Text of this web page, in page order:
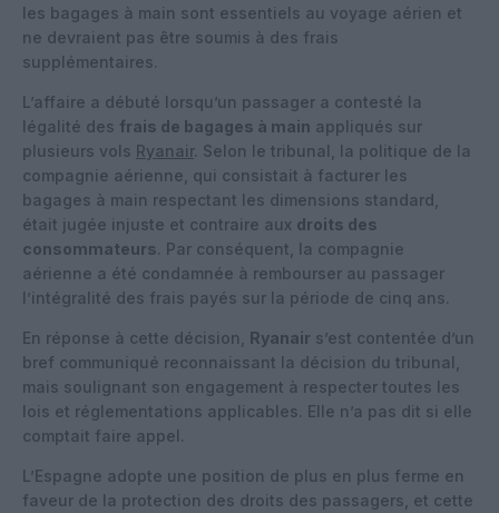
les bagages à main sont essentiels au voyage aérien et
ne devraient pas être soumis à des frais
supplémentaires.
L’affaire a débuté lorsqu’un passager a contesté la
légalité des frais de bagages à main appliqués sur
plusieurs vols Ryanair. Selon le tribunal, la politique de la
compagnie aérienne, qui consistait à facturer les
bagages à main respectant les dimensions standard,
était jugée injuste et contraire aux droits des
consommateurs. Par conséquent, la compagnie
aérienne a été condamnée à rembourser au passager
l’intégralité des frais payés sur la période de cinq ans.
En réponse à cette décision, Ryanair s’est contentée d’un
bref communiqué reconnaissant la décision du tribunal,
mais soulignant son engagement à respecter toutes les
lois et réglementations applicables. Elle n’a pas dit si elle
comptait faire appel.
L’Espagne adopte une position de plus en plus ferme en
faveur de la protection des droits des passagers, et cette